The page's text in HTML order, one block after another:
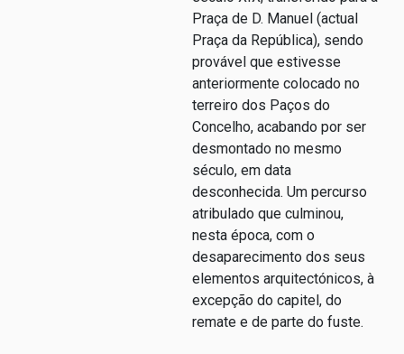
Praça de D. Manuel (actual
Praça da República), sendo
provável que estivesse
anteriormente colocado no
terreiro dos Paços do
Concelho, acabando por ser
desmontado no mesmo
século, em data
desconhecida. Um percurso
atribulado que culminou,
nesta época, com o
desaparecimento dos seus
elementos arquitectónicos, à
excepção do capitel, do
remate e de parte do fuste.